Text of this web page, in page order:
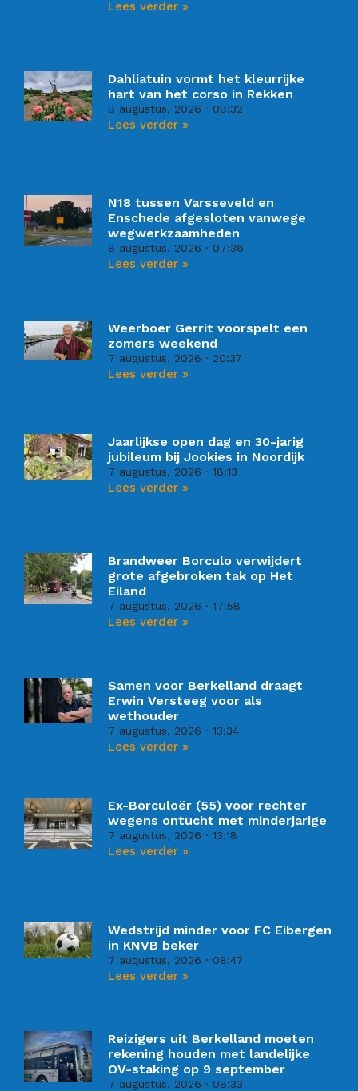
Lees verder »
Dahliatuin vormt het kleurrijke
hart van het corso in Rekken
8 augustus, 2026 08:32
Lees verder »
N18 tussen Varsseveld en
Enschede afgesloten vanwege
wegwerkzaamheden
8 augustus, 2026 07:36
Lees verder »
Weerboer Gerrit voorspelt een
zomers weekend
7 augustus, 2026 20:37
Lees verder »
Jaarlijkse open dag en 30-jarig
jubileum bij Jookies in Noordijk
7 augustus, 2026 18:13
Lees verder »
Brandweer Borculo verwijdert
grote afgebroken tak op Het
Eiland
7 augustus, 2026 17:58
Lees verder »
Samen voor Berkelland draagt
Erwin Versteeg voor als
wethouder
7 augustus, 2026 13:34
Lees verder »
Ex-Borculoër (55) voor rechter
wegens ontucht met minderjarige
7 augustus, 2026 13:18
Lees verder »
Wedstrijd minder voor FC Eibergen
in KNVB beker
7 augustus, 2026 08:47
Lees verder »
Reizigers uit Berkelland moeten
rekening houden met landelijke
OV-staking op 9 september
7 augustus, 2026 08:33